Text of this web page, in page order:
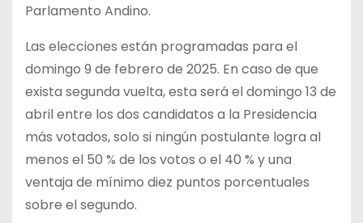
Parlamento Andino.
Las elecciones están programadas para el
domingo 9 de febrero de 2025. En caso de que
exista segunda vuelta, esta será el domingo 13 de
abril entre los dos candidatos a la Presidencia
más votados, solo si ningún postulante logra al
menos el 50 % de los votos o el 40 % y una
ventaja de mínimo diez puntos porcentuales
sobre el segundo.